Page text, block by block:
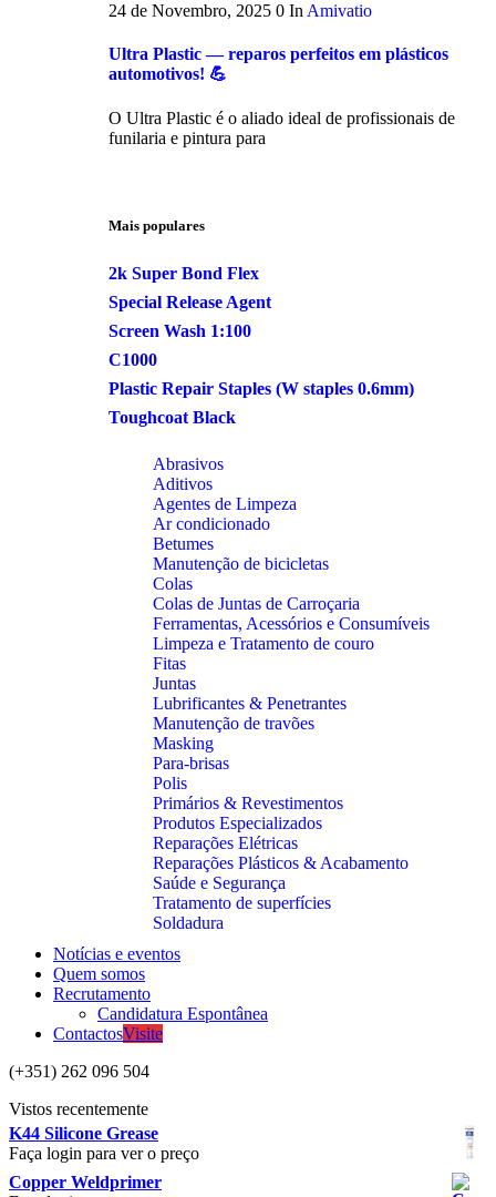
24 de Novembro, 2025 0 In Amivatio
Ultra Plastic — reparos perfeitos em plásticos
automotivos! 💪
O Ultra Plastic é o aliado ideal de profissionais de
funilaria e pintura para
Mais populares
2k Super Bond Flex
Special Release Agent
Screen Wash 1:100
C1000
Plastic Repair Staples (W staples 0.6mm)
Toughcoat Black
Abrasivos
Aditivos
Agentes de Limpeza
Ar condicionado
Betumes
Manutenção de bicicletas
Colas
Colas de Juntas de Carroçaria
Ferramentas, Acessórios e Consumíveis
Limpeza e Tratamento de couro
Fitas
Juntas
Lubrificantes & Penetrantes
Manutenção de travões
Masking
Para-brisas
Polis
Primários & Revestimentos
Produtos Especializados
Reparações Elétricas
Reparações Plásticos & Acabamento
Saúde e Segurança
Tratamento de superfícies
Soldadura
Notícias e eventos
Quem somos
Recrutamento
Candidatura Espontânea
ContactosVisite
(+351) 262 096 504
Vistos recentemente
K44 Silicone Grease
Faça login para ver o preço
Copper Weldprimer